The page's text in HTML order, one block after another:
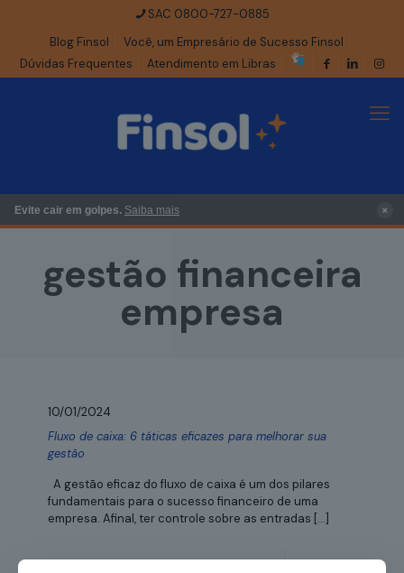
SAC 0800-727-0885
Blog Finsol
Você, um Empresário de Sucesso Finsol
Dúvidas Frequentes
Atendimento em Libras
Evite cair em golpes. Saiba mais ×
gestão financeira
empresa
10/01/2024
Fluxo de caixa: 6 táticas eficazes para melhorar sua
gestão
A gestão eficaz do fluxo de caixa é um dos pilares
fundamentais para o sucesso financeiro de uma
empresa. Afinal, ter controle sobre as entradas […]
Leia mais